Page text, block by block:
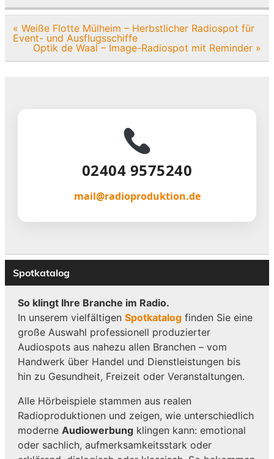
Beitragsnavigation
« Weiße Flotte Mülheim – Herbstlicher Radiospot für
Event- und Ausflugsschiffe
Optik de Waal – Image-Radiospot mit Reminder »
02404 9575240
mail@radioproduktion.de
Spotkatalog
So klingt Ihre Branche im Radio.
In unserem vielfältigen Spotkatalogfinden Sie eine
große Auswahl professionell produzierter
Audiospots aus nahezu allen Branchen – vom
Handwerk über Handel und Dienstleistungen bis
hin zu Gesundheit, Freizeit oder Veranstaltungen.
Alle Hörbeispiele stammen aus realen
Radioproduktionen und zeigen, wie unterschiedlich
moderne Audiowerbungklingen kann: emotional
oder sachlich, aufmerksamkeitsstark oder